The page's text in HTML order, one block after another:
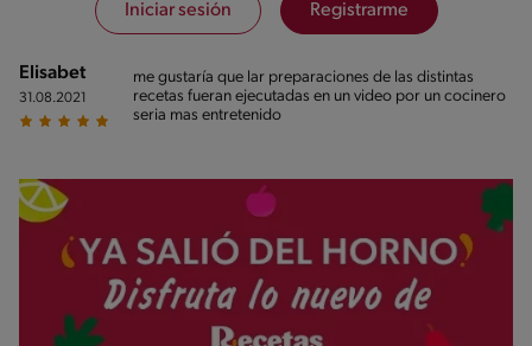
Iniciar sesión Registrarme
Elisabet
31.08.2021
me gustaría que lar preparaciones de las distintas
recetas fueran ejecutadas en un video por un cocinero
seria mas entretenido